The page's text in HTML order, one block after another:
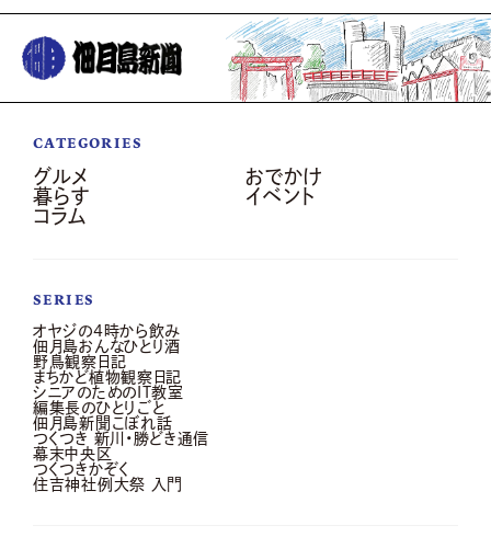
CATEGORIES
グルメ
おでかけ
暮らす
イベント
コラム
SERIES
オヤジの4時から飲み
佃月島おんなひとり酒
野鳥観察日記
まちかど植物観察日記
シニアのためのIT教室
編集長のひとりごと
佃月島新聞こぼれ話
つくつき 新川・勝どき通信
幕末中央区
つくつきかぞく
住吉神社例大祭 入門